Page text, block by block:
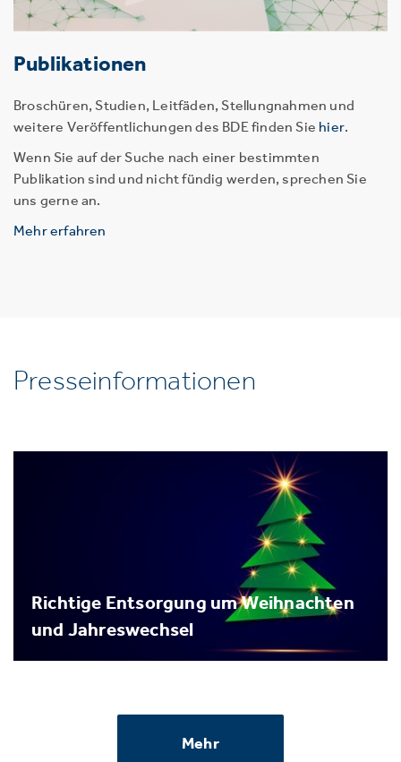
Publikationen
Broschüren, Studien, Leitfäden, Stellungnahmen und
weitere Veröffentlichungen des BDE finden Sie hier.
Wenn Sie auf der Suche nach einer bestimmten
Publikation sind und nicht fündig werden, sprechen Sie
uns gerne an.
Mehr erfahren
Presseinformationen
Richtige Entsorgung um Weihnachten
und Jahreswechsel
Mehr